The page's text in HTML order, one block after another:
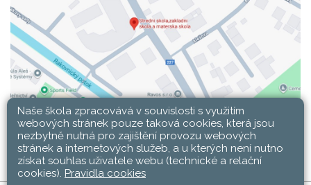
Naše škola zpracovává v souvislosti s využitím
webových stránek pouze taková cookies, která jsou
nezbytně nutná pro zajištění provozu webových
stránek a internetových služeb, a u kterých není nutno
získat souhlas uživatele webu (technické a relační
cookies). Pravidla cookies